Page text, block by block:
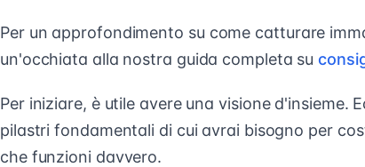
Per un approfondimento su come catturare
un'occhiata alla nostra guida completa su
Per iniziare, è utile avere una visione d'insieme.
pilastri fondamentali di cui avrai bisogno per
che funzioni davvero.